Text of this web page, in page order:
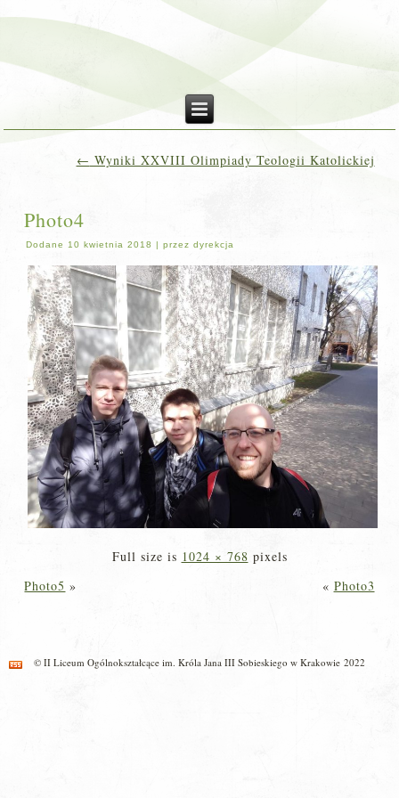
← Wyniki XXVIII Olimpiady Teologii Katolickiej
Photo4
Dodane 10 kwietnia 2018 |przez dyrekcja
Full size is 1024 × 768 pixels
Photo5 » « Photo3
© II Liceum Ogólnokształcące im. Króla Jana III Sobieskiego w Krakowie 2022